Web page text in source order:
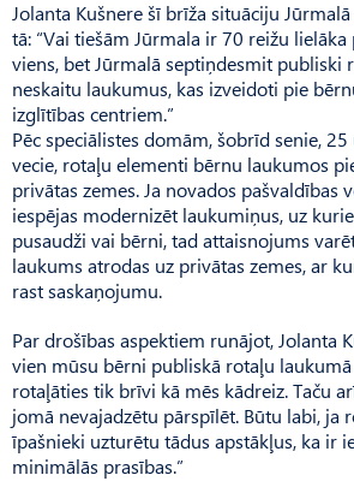
Jolanta Kušnere šī brīža situ­āciju
tā: “Vai tiešām Jūrmala ir 70 reižu lielāka
viens, bet Jūrmalā septiņdesmit publiski
neskaitu laukumus, kas izveidoti pie
izglītības centriem.”
Pēc speciālistes domām, šobrīd senie,
vecie, rotaļu elementi bērnu laukumos
privātas zemes. Ja novados pašvaldības
iespējas modernizēt laukumiņus, uz
pusaudži vai bērni, tad attaisnojums
laukums atrodas uz privātas zemes, ar
rast saskaņojumu.
Par drošības aspektiem runājot, Jolanta
vien mūsu bērni publiskā rotaļu
rotaļāties tik brīvi kā mēs kādreiz. Taču
jomā nevajadzētu pārspīlēt. Būtu labi, ja
īpašnieki uzturētu tādus apstākļus, ka ir
minimālās prasības.”